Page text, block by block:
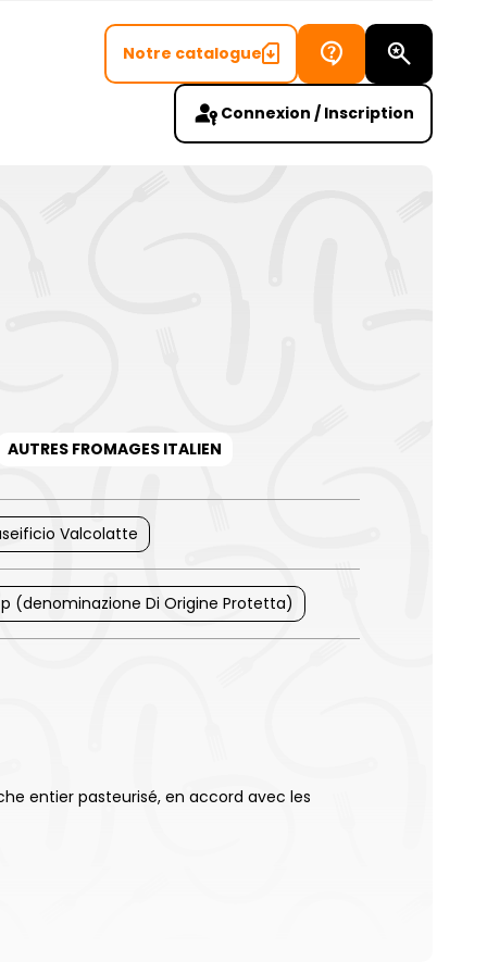
Notre catalogue
Connexion / Inscription
AUTRES FROMAGES ITALIEN
Valcolatte
(denominazione Di Origine Protetta)
entier pasteurisé, en accord avec les